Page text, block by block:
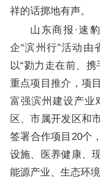
祥的话掷地有声。
山东商报·速
企“滨州行”活动由
以“勠力走在前、
重点项目推介，项
富强滨州建设产业
区、市属开发区和
签署合作项目20个
设施、医养健康、
能源产业、生态环